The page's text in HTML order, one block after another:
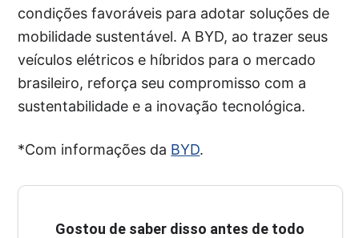
condições favoráveis para adotar soluções de
mobilidade sustentável. A BYD, ao trazer seus
veículos elétricos e híbridos para o mercado
brasileiro, reforça seu compromisso com a
sustentabilidade e a inovação tecnológica.
*Com informações da BYD.
Gostou de saber disso antes de todo